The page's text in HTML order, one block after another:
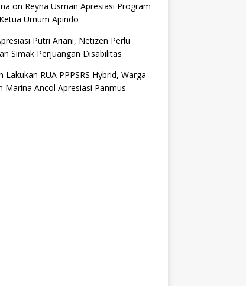
on Reyna Usman Apresiasi Program
Umum Apindo
Putri Ariani, Netizen Perlu
Simak Perjuangan Disabilitas
Lakukan RUA PPPSRS Hybrid, Warga
Marina Ancol Apresiasi Panmus